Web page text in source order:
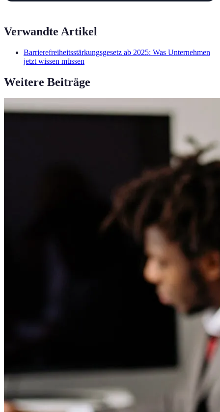
Verwandte Artikel
Barrierefreiheitsstärkungsgesetz ab 2025: Was Unternehmen
jetzt wissen müssen
Weitere Beiträge